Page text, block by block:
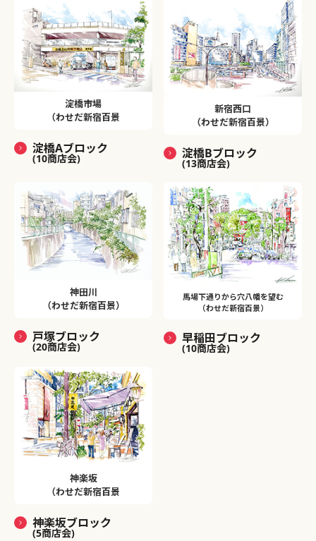
淀橋市場
（わせだ新宿百景
淀橋Aブロック
(10商店会)
新宿西口
（わせだ新宿百景）
淀橋Bブロック
(13商店会)
神田川
（わせだ新宿百景）
戸塚ブロック
(20商店会)
馬場下通りから穴八幡を望む
（わせだ新宿百景）
早稲田ブロック
(10商店会)
神楽坂
（わせだ新宿百景
神楽坂ブロック
(5商店会)